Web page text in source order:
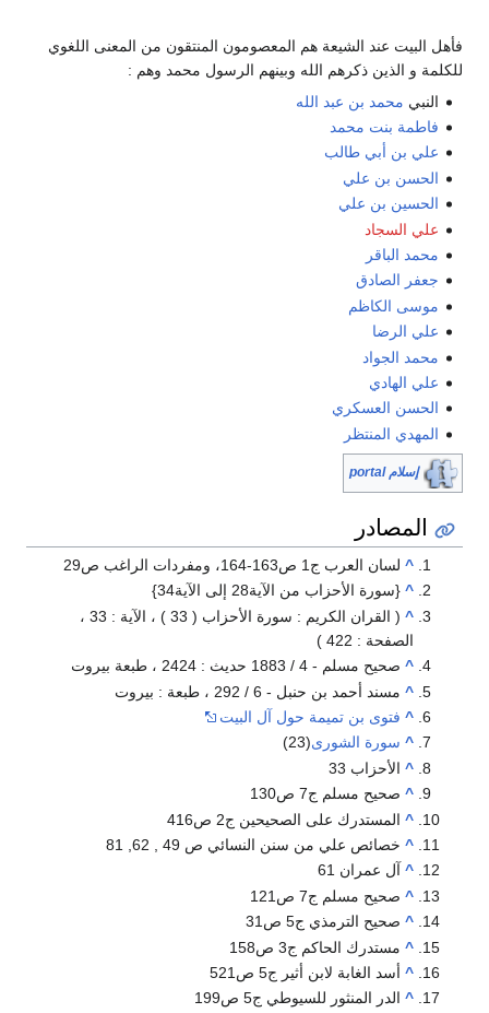
فأهل البيت عند الشيعة هم المعصومون المنتقون من المعنى اللغوي
للكلمة و الذين ذكرهم الله وبينهم الرسول محمد وهم :
النبي محمد بن عبد الله
فاطمة بنت محمد
علي بن أبي طالب
الحسن بن علي
الحسين بن علي
علي السجاد
محمد الباقر
جعفر الصادق
موسى الكاظم
علي الرضا
محمد الجواد
علي الهادي
الحسن العسكري
المهدي المنتظر
إسلام portal
المصادر
^ لسان العرب ج1 ص163-164، ومفردات الراغب ص29
^ {سورة الأحزاب من الآية28 إلى الآية34}
^
( القران الكريم : سورة الأحزاب ( 33 ) ، الآية : 33 ،
الصفحة : 422 )
^ صحيح مسلم - 4 / 1883 حديث : 2424 ، طبعة بيروت
^ مسند أحمد بن حنبل - 6 / 292 ، طبعة : بيروت
^ فتوى بن تميمة حول آل البيت
^ سورة الشورى(23)
^ الأحزاب 33
^ صحيح مسلم ج7 ص130
^ المستدرك على الصحيحين ج2 ص416
^ خصائص علي من سنن النسائي ص 49 , 62, 81
^ آل عمران 61
^ صحيح مسلم ج7 ص121
^ صحيح الترمذي ج5 ص31
^ مستدرك الحاكم ج3 ص158
^ أسد الغابة لابن أثير ج5 ص521
^ الدر المنثور للسيوطي ج5 ص199